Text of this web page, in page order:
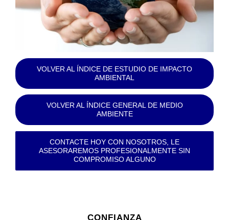
VOLVER AL ÍNDICE DE ESTUDIO DE IMPACTO
AMBIENTAL
VOLVER AL ÍNDICE GENERAL DE MEDIO
AMBIENTE
CONTACTE HOY CON NOSOTROS, LE
ASESORAREMOS PROFESIONALMENTE SIN
COMPROMISO ALGUNO
CONFIANZA